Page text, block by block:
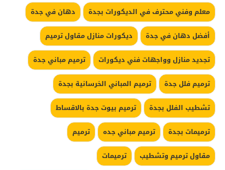
معلم وفني محترف في الديكورات بجدة
دهان في جدة
أفضل دهان في جدة
ديكورات منازل مقاول ترميم
تجديد منازل وواجهات فني ديكورات
ترميم مباني جدة
ترميم فلل جدة
ترميم المباني الخرسانية بجدة
تشطيب الفلل بجدة
ترميم بيوت جدة بالاقساط
ترميمات بجدة
ترميم مباني جده
ترميم
مقاول ترميم وتشطيب
ترميمات